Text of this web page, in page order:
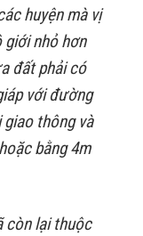
huyện mà vị
nhỏ hơn
đất phải có
với đường
thông và
bằng 4m
còn lại thuộc